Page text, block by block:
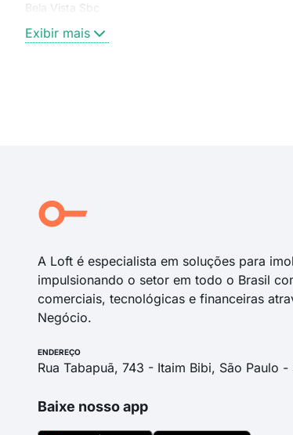
Bela Vista Sbc
Exibir mais
A Loft é especialista em soluções para
impulsionando o setor em todo o Brasil
comerciais, tecnológicas e financeiras
Negócio.
ENDEREÇO
Rua Tabapuã, 743 - Itaim Bibi, São Paulo
Baixe nosso app